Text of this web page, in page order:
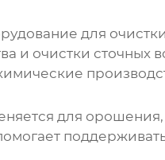
для
и очистки
для